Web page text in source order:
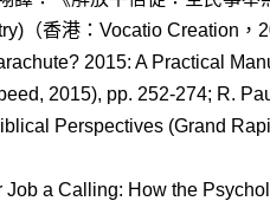
（香港：Vocatio Creation，
2015: A Practical
2015), pp. 252-274; R.
Perspectives (Grand
a Calling: How the